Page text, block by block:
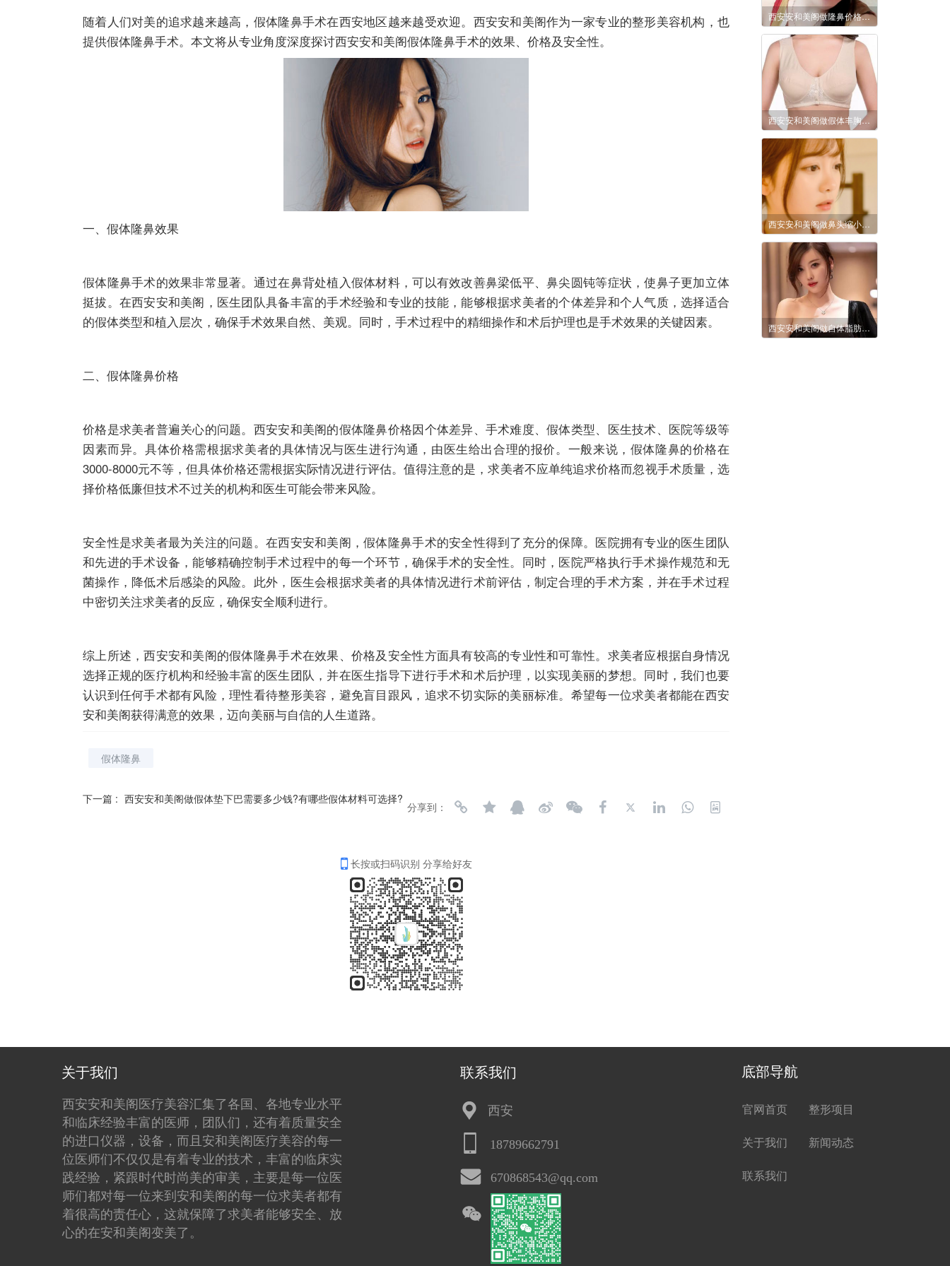
随着人们对美的追求越来越高，假体隆鼻手术在西安地区越来越受欢迎。西安安和美阁作为一家专业的整形美容机构，也
提供假体隆鼻手术。本文将从专业角度深度探讨西安安和美阁假体隆鼻手术的效果、价格及安全性。
一、假体隆鼻效果
假体隆鼻手术的效果非常显著。通过在鼻背处植入假体材料，可以有效改善鼻梁低平、鼻尖圆钝等症状，使鼻子更加立体
挺拔。在西安安和美阁，医生团队具备丰富的手术经验和专业的技能，能够根据求美者的个体差异和个人气质，选择适合
的假体类型和植入层次，确保手术效果自然、美观。同时，手术过程中的精细操作和术后护理也是手术效果的关键因素。
二、假体隆鼻价格
价格是求美者普遍关心的问题。西安安和美阁的假体隆鼻价格因个体差异、手术难度、假体类型、医生技术、医院等级等
因素而异。具体价格需根据求美者的具体情况与医生进行沟通，由医生给出合理的报价。一般来说，假体隆鼻的价格在
3000-8000元不等，但具体价格还需根据实际情况进行评估。值得注意的是，求美者不应单纯追求价格而忽视手术质量，选
择价格低廉但技术不过关的机构和医生可能会带来风险。
安全性是求美者最为关注的问题。在西安安和美阁，假体隆鼻手术的安全性得到了充分的保障。医院拥有专业的医生团队
和先进的手术设备，能够精确控制手术过程中的每一个环节，确保手术的安全性。同时，医院严格执行手术操作规范和无
菌操作，降低术后感染的风险。此外，医生会根据求美者的具体情况进行术前评估，制定合理的手术方案，并在手术过程
中密切关注求美者的反应，确保安全顺利进行。
综上所述，西安安和美阁的假体隆鼻手术在效果、价格及安全性方面具有较高的专业性和可靠性。求美者应根据自身情况
选择正规的医疗机构和经验丰富的医生团队，并在医生指导下进行手术和术后护理，以实现美丽的梦想。同时，我们也要
认识到任何手术都有风险，理性看待整形美容，避免盲目跟风，追求不切实际的美丽标准。希望每一位求美者都能在西安
安和美阁获得满意的效果，迈向美丽与自信的人生道路。
假体隆鼻
下一篇 : 西安安和美阁做假体垫下巴需要多少钱?有哪些假体材料可选择?
分享到：
长按或扫码识别 分享给好友
西安安和美阁做隆鼻价格是多少?鼻综合整形都有哪些项目?
西安安和美阁做假体丰胸好不好?术后怎么护理恢复得比较好?
西安安和美阁做鼻头缩小术效果好吗?安全性高吗?
西安安和美阁做自体脂肪丰面颊安全吗?有什么副作用?
关于我们
西安安和美阁医疗美容汇集了各国、各地专业水平
和临床经验丰富的医师，团队们，还有着质量安全
的进口仪器，设备，而且安和美阁医疗美容的每一
位医师们不仅仅是有着专业的技术，丰富的临床实
践经验，紧跟时代时尚美的审美，主要是每一位医
师们都对每一位来到安和美阁的每一位求美者都有
着很高的责任心，这就保障了求美者能够安全、放
心的在安和美阁变美了。
联系我们
西安
18789662791
670868543@qq.com
底部导航
官网首页 整形项目
关于我们 新闻动态
联系我们